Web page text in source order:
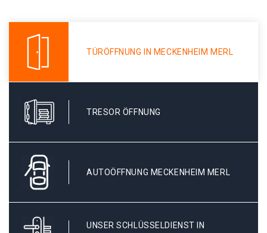
TÜRÖFFNUNG IN MECKENHEIM MERL
TRESOR ÖFFNUNG
AUTOÖFFNUNG MECKENHEIM MERL
UNSER SCHLÜSSELDIENST IN